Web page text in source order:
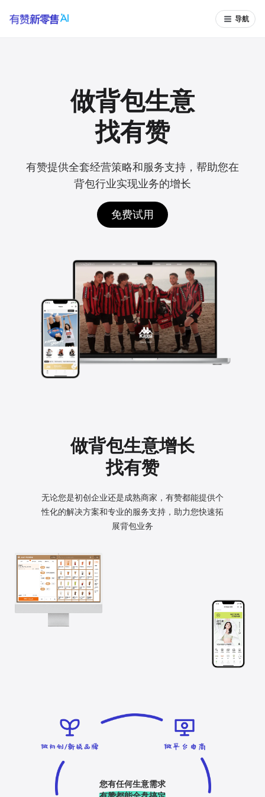
导航
做背包生意
找有赞
有赞提供全套经营策略和服务支持，帮助您在
背包行业实现业务的增长
免费试用
做背包生意增长
找有赞
无论您是初创企业还是成熟商家，有赞都能提供个
性化的解决方案和专业的服务支持，助力您快速拓
展背包业务
您有任何生意需求